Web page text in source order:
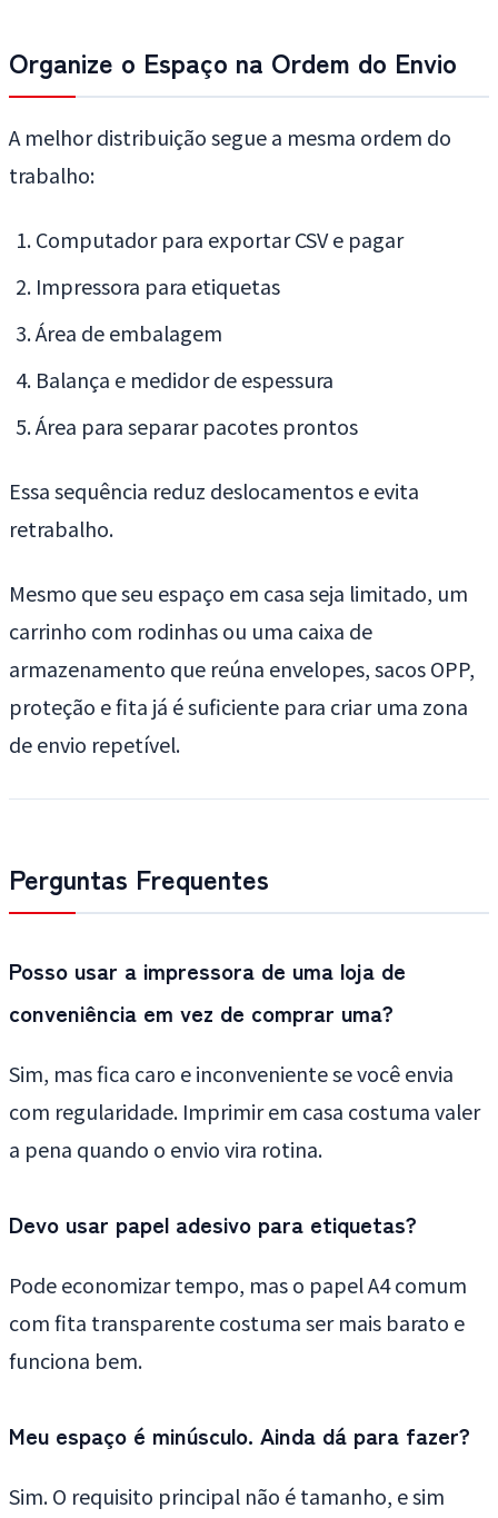
Organize o Espaço na Ordem do Envio
A melhor distribuição segue a mesma ordem do
trabalho:
Computador para exportar CSV e pagar
Impressora para etiquetas
Área de embalagem
Balança e medidor de espessura
Área para separar pacotes prontos
Essa sequência reduz deslocamentos e evita
retrabalho.
Mesmo que seu espaço em casa seja limitado, um
carrinho com rodinhas ou uma caixa de
armazenamento que reúna envelopes, sacos OPP,
proteção e fita já é suficiente para criar uma zona
de envio repetível.
Perguntas Frequentes
Posso usar a impressora de uma loja de
conveniência em vez de comprar uma?
Sim, mas fica caro e inconveniente se você envia
com regularidade. Imprimir em casa costuma valer
a pena quando o envio vira rotina.
Devo usar papel adesivo para etiquetas?
Pode economizar tempo, mas o papel A4 comum
com fita transparente costuma ser mais barato e
funciona bem.
Meu espaço é minúsculo. Ainda dá para fazer?
Sim. O requisito principal não é tamanho, e sim